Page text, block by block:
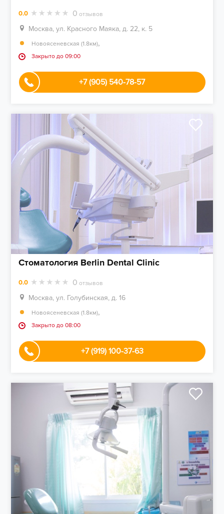
0.0 0 отзывов
Москва, ул. Красного Маяка, д. 22, к. 5
Новоясеневская (1.8км),
Закрыто до 09:00
+7 (905) 540-78-57
Стоматология Berlin Dental Clinic
0.0 0 отзывов
Москва, ул. Голубинская, д. 16
Новоясеневская (1.8км),
Закрыто до 08:00
+7 (919) 100-37-63